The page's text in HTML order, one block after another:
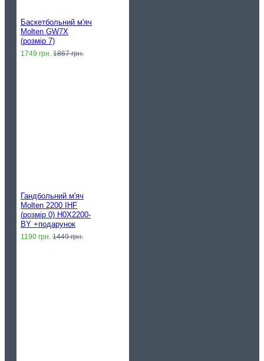
Баскетбольний м'яч
Molten GW7X
(розмір 7)
1749 грн. 1867 грн.
Гандбольний м'яч
Molten 2200 IHF
(розмір 0) H0X2200-
BY +подарунок
1190 грн. 1449 грн.